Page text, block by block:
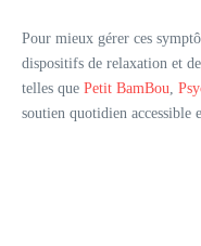
Pour mieux gérer ces
dispositifs de relaxation et
telles que Petit BamBou,
soutien quotidien accessible